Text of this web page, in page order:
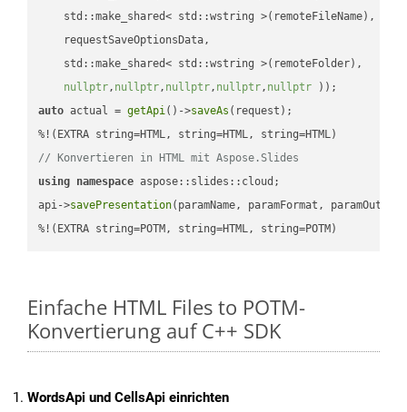
    std::make_shared< std::wstring >(remoteFileName),
    requestSaveOptionsData,
    std::make_shared< std::wstring >(remoteFolder),
nullptr, nullptr, nullptr, nullptr, nullptr ))
auto actual = getApi()->saveAs (request);
// Konvertieren in HTML mit Aspose.Slides
using namespace aspose::slides::cloud;
api->savePresentation(paramName, paramFormat,
%!(EXTRA string=POTM, string=HTML, string=POTM)
Einfache HTML Files to POTM-
Konvertierung auf C++ SDK
WordsApi und CellsApi einrichten